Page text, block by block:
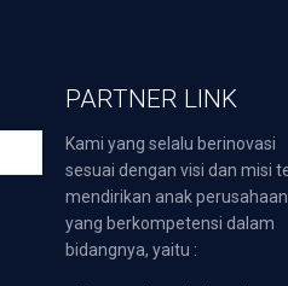
PARTNER LINK
Kami yang selalu berinovasi
sesuai dengan visi dan misi
mendirikan anak perusahaan
yang berkompetensi dalam
bidangnya, yaitu :